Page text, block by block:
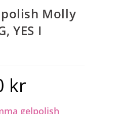
Molly
YES I
kr
gelpolish